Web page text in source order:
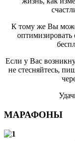
К тому же Вы
Если у Вас
не стесняйтесь,
МАРАФОНЫ